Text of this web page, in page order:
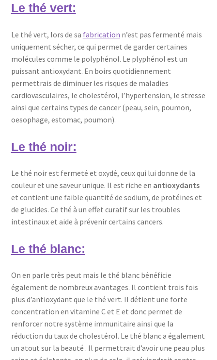
Le thé vert:
Le thé vert, lors de sa fabrication n’est pas fermenté mais
uniquement sécher, ce qui permet de garder certaines
molécules comme le polyphénol. Le plyphénol est un
puissant antioxydant. En boirs quotidiennement
permettrais de diminuer les risques de maladies
cardiovasculaires, le cholestérol, l’hypertension, le stresse
ainsi que certains types de cancer (peau, sein, poumon,
oesophage, estomac, poumon).
Le thé noir:
Le thé noir est fermeté et oxydé, ceux qui lui donne de la
couleur et une saveur unique. Il est riche en antioxydants
et contient une faible quantité de sodium, de protéines et
de glucides. Ce thé à un effet curatif sur les troubles
intestinaux et aide à prévenir certains cancers.
Le thé blanc:
On en parle très peut mais le thé blanc bénéficie
également de nombreux avantages. Il contient trois fois
plus d’antioxydant que le thé vert. Il détient une forte
concentration en vitamine C et E et donc permet de
renforcer notre système immunitaire ainsi que la
réduction du taux de cholestérol. Le thé blanc a également
un atout sur la beauté . Il permettrait d’avoir une peau plus